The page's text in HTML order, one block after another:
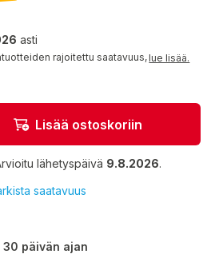
asti
rajoitettu saatavuus,lue lisää.
Lisää ostoskoriin
lähetyspäivä 9.8.2026.
saatavuus
päivän ajan